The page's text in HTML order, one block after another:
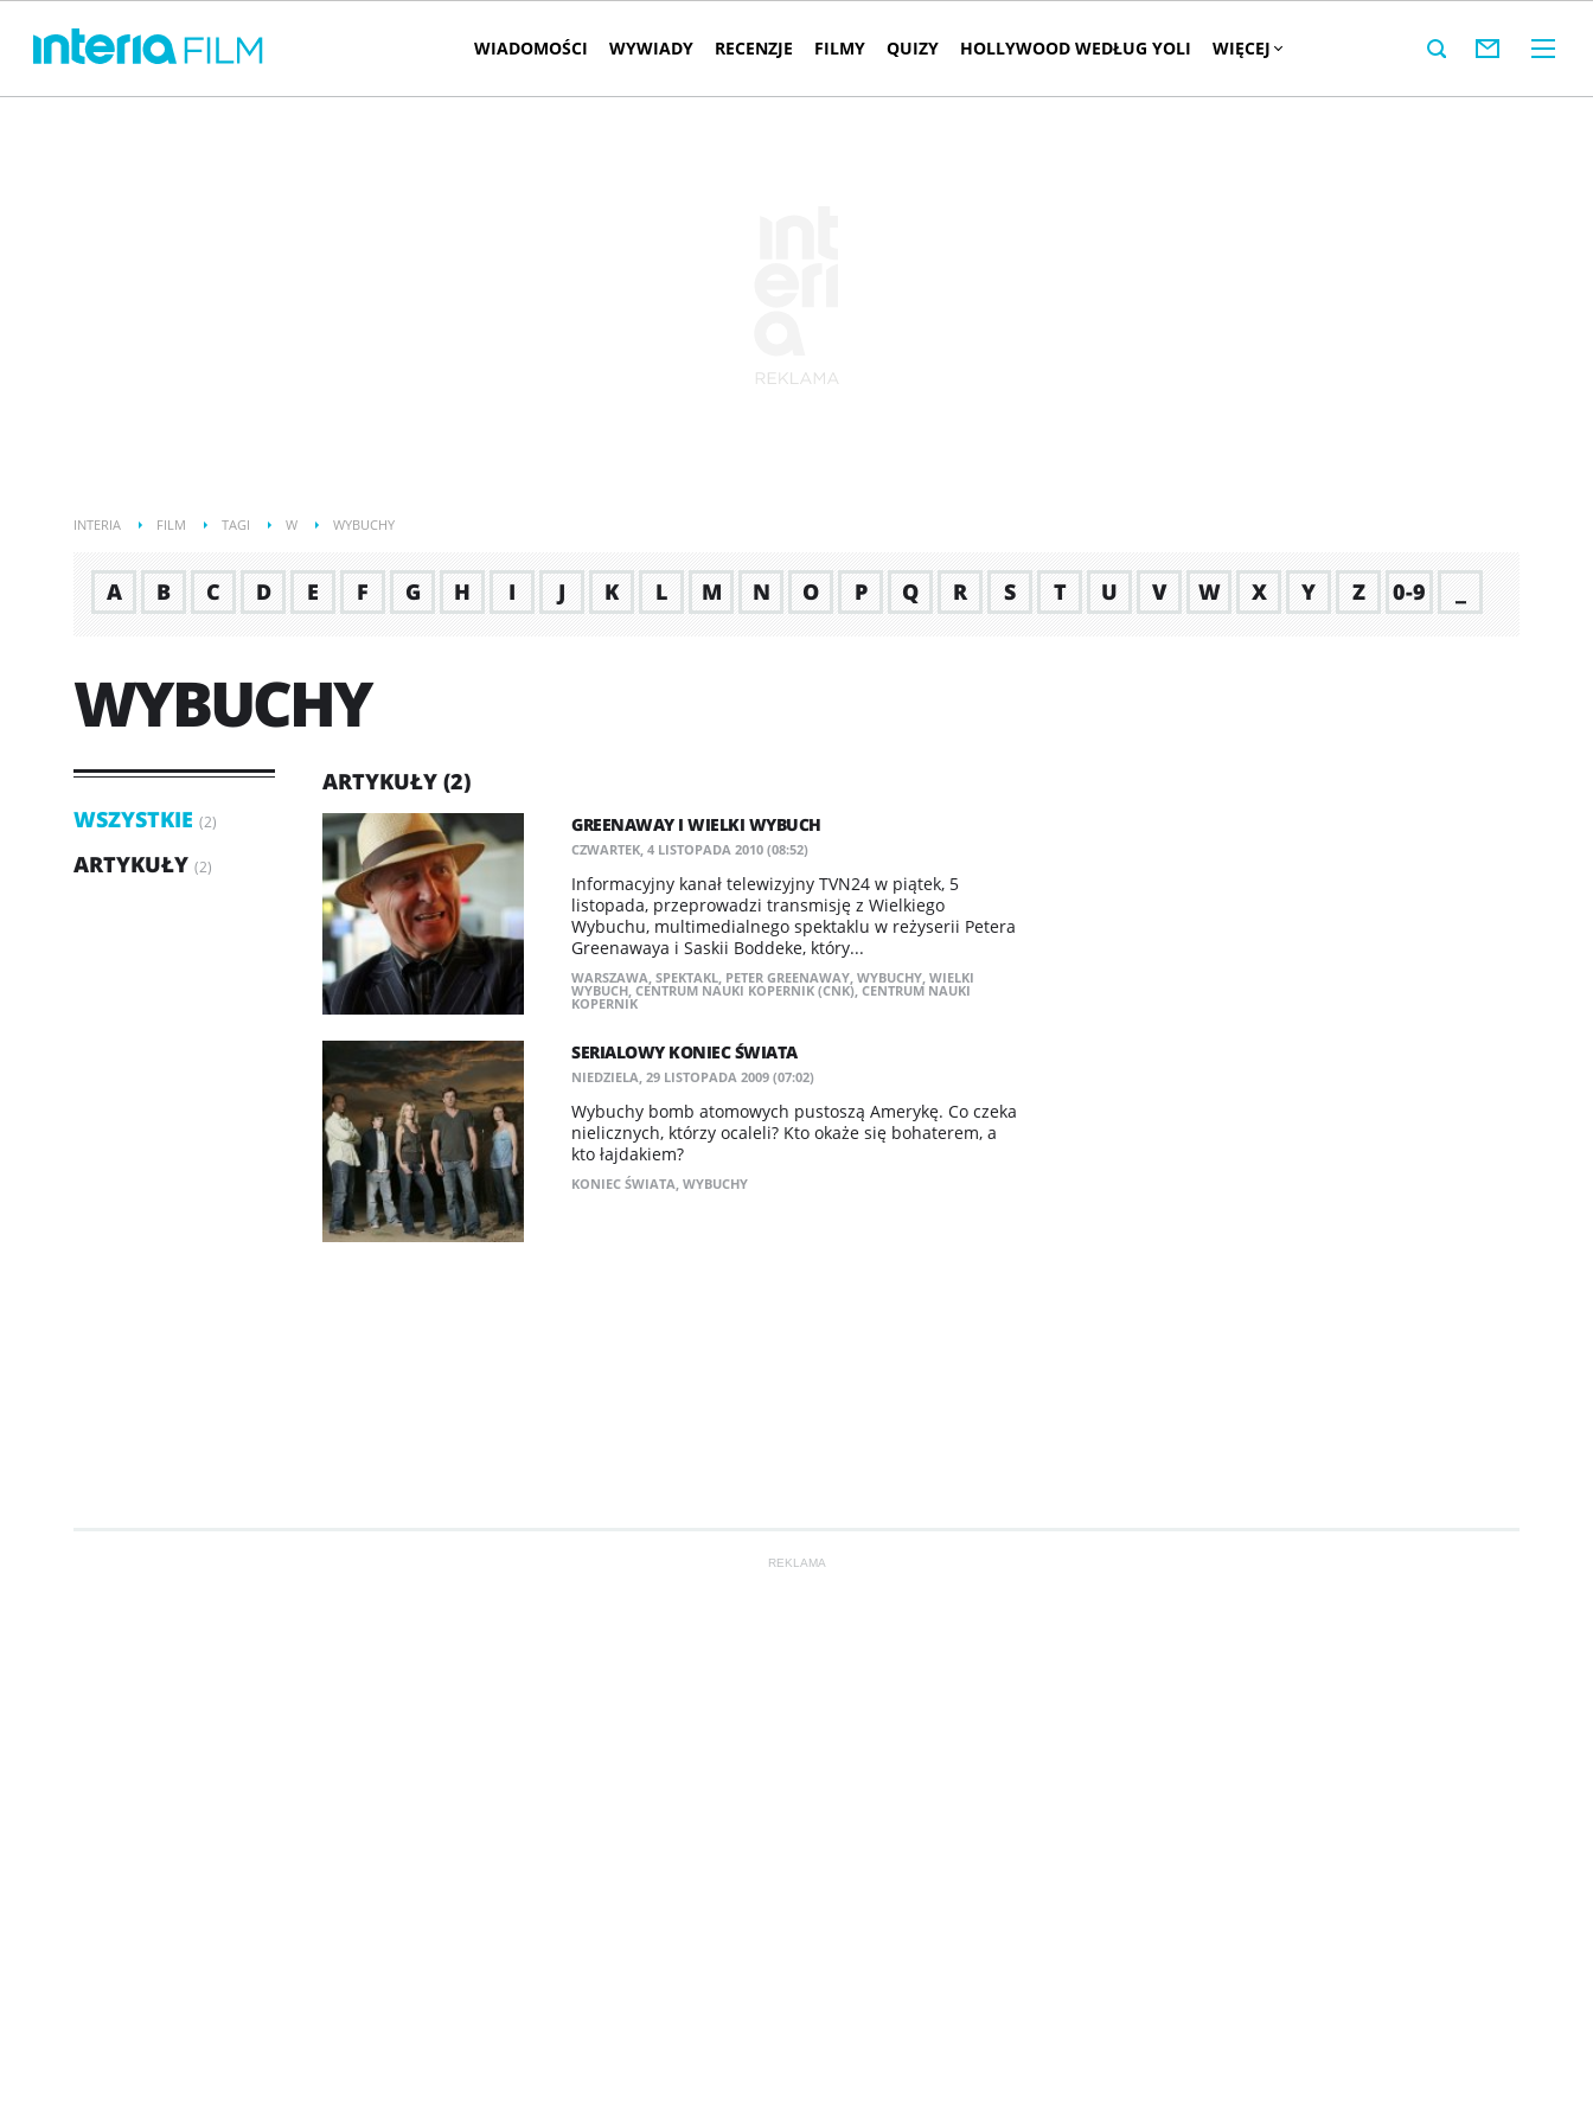
WIADOMOŚCI WYWIADY RECENZJE FILMY QUIZY HOLLYWOOD WEDŁUG YOLI WIĘCEJ
INTERIA FILM TAGI W WYBUCHY
A B C D E F G H I J K L M N O P Q R S T U V W X Y Z 0-9
WYBUCHY
WSZYSTKIE (2)
ARTYKUŁY (2)
ARTYKUŁY (2)
GREENAWAY I WIELKI WYBUCH
CZWARTEK, 4 LISTOPADA 2010 (08:52)
Informacyjny kanał telewizyjny TVN24 w piątek, 5
listopada, przeprowadzi transmisję z Wielkiego
Wybuchu, multimedialnego spektaklu w reżyserii Petera
Greenawaya i Saskii Boddeke, który...
WARSZAWA, SPEKTAKL, PETER GREENAWAY, WYBUCHY, WIELKI
WYBUCH, CENTRUM NAUKI KOPERNIK (CNK), CENTRUM NAUKI
KOPERNIK
SERIALOWY KONIEC ŚWIATA
NIEDZIELA, 29 LISTOPADA 2009 (07:02)
Wybuchy bomb atomowych pustoszą Amerykę. Co czeka
nielicznych, którzy ocaleli? Kto okaże się bohaterem, a
kto łajdakiem?
KONIEC ŚWIATA, WYBUCHY
REKLAMA